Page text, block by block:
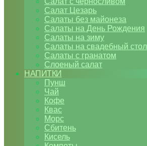
Салат Цезарь
Салаты без майонеза
Салаты на День Рождения
Салаты на зиму
Салаты на свадебный стол
Салаты с гранатом
Слоеный салат
НАПИТКИ
Пунш
Чай
Кофе
Квас
Морс
Сбитень
Кисель